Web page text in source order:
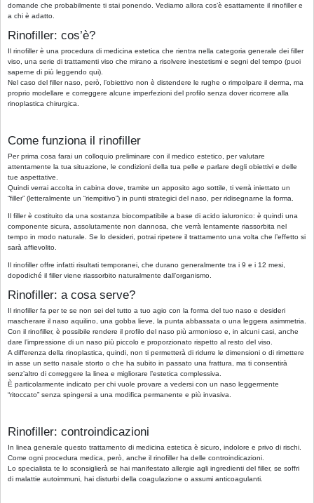
domande che probabilmente ti stai ponendo. Vediamo allora cos’è esattamente il rinofiller e
a chi è adatto.
Rinofiller: cos’è?
Il rinofiller è una procedura di medicina estetica che rientra nella categoria generale dei filler
viso, una serie di trattamenti viso che mirano a risolvere inestetismi e segni del tempo (puoi
saperne di più leggendo qui).
Nel caso del filler naso, però, l’obiettivo non è distendere le rughe o rimpolpare il derma, ma
proprio modellare e correggere alcune imperfezioni del profilo senza dover ricorrere alla
rinoplastica chirurgica.
Come funziona il rinofiller
Per prima cosa farai un colloquio preliminare con il medico estetico, per valutare
attentamente la tua situazione, le condizioni della tua pelle e parlare degli obiettivi e delle
tue aspettative.
Quindi verrai accolta in cabina dove, tramite un apposito ago sottile, ti verrà iniettato un
“filler” (letteralmente un “riempitivo”) in punti strategici del naso, per ridisegnarne la forma.
Il filler è costituito da una sostanza biocompatibile a base di acido ialuronico: è quindi una
componente sicura, assolutamente non dannosa, che verrà lentamente riassorbita nel
tempo in modo naturale. Se lo desideri, potrai ripetere il trattamento una volta che l’effetto si
sarà affievolito.
Il rinofiller offre infatti risultati temporanei, che durano generalmente tra i 9 e i 12 mesi,
dopodiché il filler viene riassorbito naturalmente dall’organismo.
Rinofiller: a cosa serve?
Il rinofiller fa per te se non sei del tutto a tuo agio con la forma del tuo naso e desideri
mascherare il naso aquilino, una gobba lieve, la punta abbassata o una leggera asimmetria.
Con il rinofiller, è possibile rendere il profilo del naso più armonioso e, in alcuni casi, anche
dare l’impressione di un naso più piccolo e proporzionato rispetto al resto del viso.
A differenza della rinoplastica, quindi, non ti permetterà di ridurre le dimensioni o di rimettere
in asse un setto nasale storto o che ha subito in passato una frattura, ma ti consentirà
senz’altro di correggere la linea e migliorare l’estetica complessiva.
È particolarmente indicato per chi vuole provare a vedersi con un naso leggermente
“ritoccato” senza spingersi a una modifica permanente e più invasiva.
Rinofiller: controindicazioni
In linea generale questo trattamento di medicina estetica è sicuro, indolore e privo di rischi.
Come ogni procedura medica, però, anche il rinofiller ha delle controindicazioni.
Lo specialista te lo sconsiglierà se hai manifestato allergie agli ingredienti del filler, se soffri
di malattie autoimmuni, hai disturbi della coagulazione o assumi anticoagulanti.